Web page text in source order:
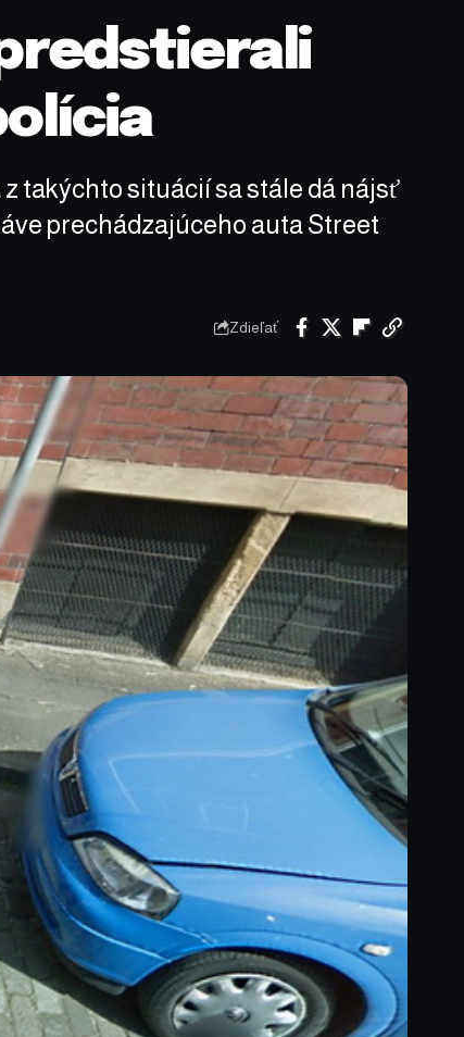
takýchto situácií sa stále dá nájsť
prechádzajúceho auta Street
Zdieľať